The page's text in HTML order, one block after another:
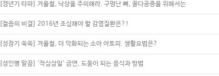
[갱년기 타파] 겨울철, 낙상을 주의해라. 구멍난 뼈, 골다공증을 위해서는
[젊음의 비결] 2016년 조심해야 할 감염질환은?!
[성장기 쑥쑥] 겨울철, 더 악화되는 소아 아토피. 생활요법은?
[성인병 말끔] '작심삼일' 금연, 도움이 되는 음식과 방법